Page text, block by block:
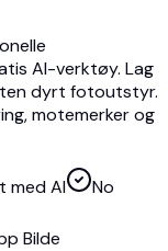
AI-verktøy. Lag
dyrt fotoutstyr.
motemerker og
med AI
No
Bilde